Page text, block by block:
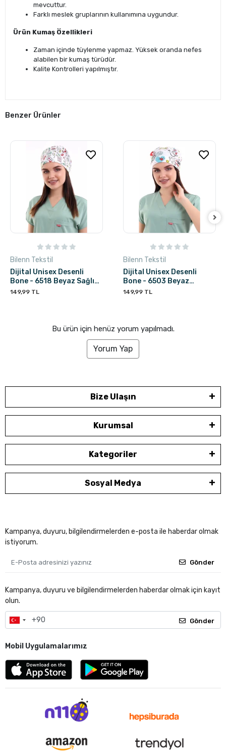
mevcuttur.
Farklı meslek gruplarının kullanımına uygundur.
Ürün Kumaş Özellikleri
Zaman içinde tüylenme yapmaz. Yüksek oranda nefes
alabilen bir kumaş türüdür.
Kalite Kontrolleri yapılmıştır.
Benzer Ürünler
Bilenn Tekstil
Dijital Unisex Desenli
Bone - 6518 Beyaz Sağlık
Sembolleri
149,99 TL
Bilenn Tekstil
Dijital Unisex Desenli
Bone - 6503 Beyaz
Stetoskop
149,99 TL
Bu ürün için henüz yorum yapılmadı.
Yorum Yap
Bize Ulaşın
Kurumsal
Kategoriler
Sosyal Medya
Kampanya, duyuru, bilgilendirmelerden e-posta ile haberdar olmak
istiyorum.
Gönder
Kampanya, duyuru ve bilgilendirmelerden haberdar olmak için kayıt
olun.
Gönder
Mobil Uygulamalarımız